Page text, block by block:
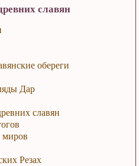
славян
обереги
Дар
славян
миров
Резах